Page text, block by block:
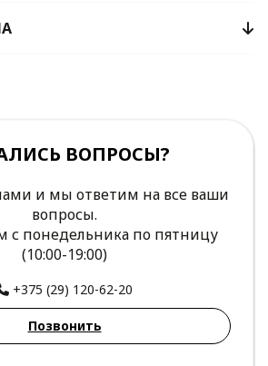
ВОПРОСЫ?
и мы ответим на все ваши
вопросы.
с понедельника по пятницу
(10:00-19:00)
+375 (29) 120-62-20
Позвонить